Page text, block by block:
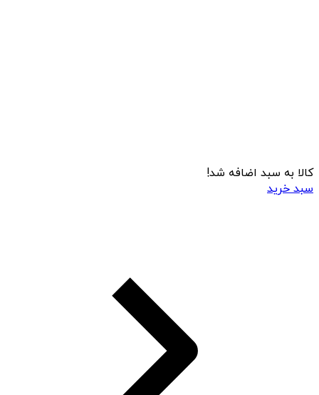
کالا به سبد اضافه شد!
سبد خرید